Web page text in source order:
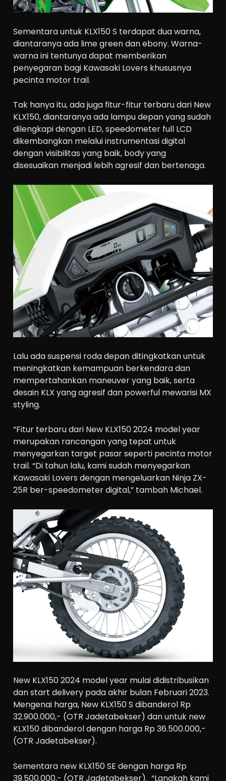
Sementara untuk KLX150 S terdapat dua warna,
diantaranya ada lime green dan ebony. Warna-
warna ini tentunya dapat memberikan
penyegaran bagi Kawasaki Lovers khususnya
pecinta motor trail.
Tak hanya itu, ada juga fitur-fitur terbaru dari New
KLX150, diantaranya ada lampu depan yang sudah
dilengkapi dengan LED, speedometer full LCD
dikembangkan melalui instrumentasi digital
dengan visibilitas yang baik, body yang
disesuaikan menjadi lebih agresif dan bertenaga.
Lalu ada suspensi roda depan ditingkatkan untuk
meningkatkan kemampuan berkendara dan
mempertahankan maneuver yang baik, serta
desain KLX yang agresif dan powerful mewarisi MX
styling.
“Fitur terbaru dari New KLX150 2024 model year
merupakan rancangan yang tepat untuk
menyegarkan target pasar seperti pecinta motor
trail. “Di tahun lalu, kami sudah menyegarkan
Kawasaki Lovers dengan mengeluarkan Ninja ZX-
25R ber-speedometer digital,” tambah Michael.
New KLX150 2024 model year mulai didistribusikan
dan start delivery pada akhir bulan Februari 2023.
Mengenai harga, New KLX150 S dibanderol Rp
32.900.000,- (OTR Jadetabekser) dan untuk new
KLX150 dibanderol dengan harga Rp 36.500.000,-
(OTR Jadetabekser).
Sementara new KLX150 SE dengan harga Rp
39.500.000,- (OTR Jadetabekser). “Langkah kami